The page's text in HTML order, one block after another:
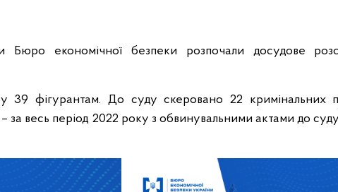
економічної безпеки розпочали досудове
39 фігурантам. До суду скеровано 22 кримінальних
за весь період 2022 року з обвинувальними актами до